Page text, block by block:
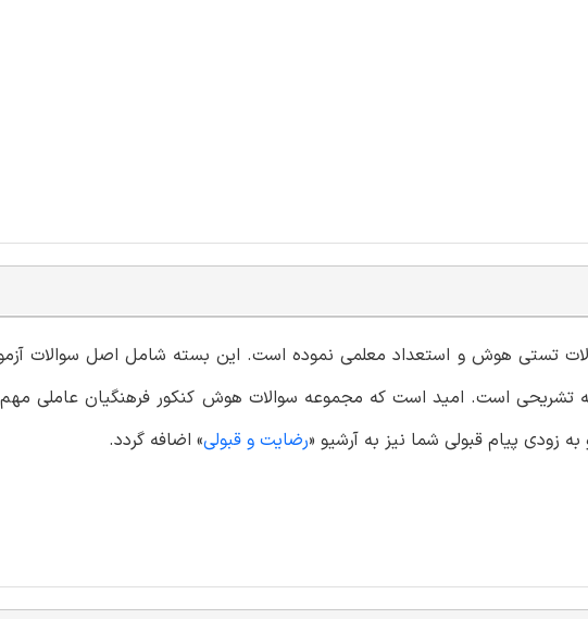
تستی هوش و استعداد معلمی نموده است. این بسته شامل اصل سوالات
1404 به همراه پاسخنامه تشریحی است. امید است که مجموعه سوالات هوش کنکور فرهنگیان عاملی
زودی پیام قبولی شما نیز به آرشیو «رضایت و قبولی» اضافه گردد.